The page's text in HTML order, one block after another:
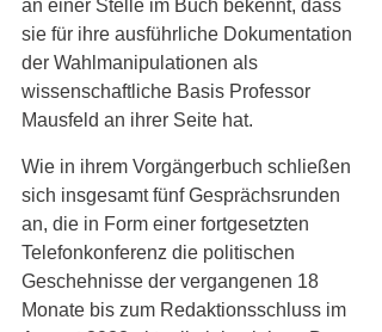
an einer Stelle im Buch bekennt, dass
sie für ihre ausführliche Dokumentation
der Wahlmanipulationen als
wissenschaftliche Basis Professor
Mausfeld an ihrer Seite hat.
Wie in ihrem Vorgängerbuch schließen
sich insgesamt fünf Gesprächsrunden
an, die in Form einer fortgesetzten
Telefonkonferenz die politischen
Geschehnisse der vergangenen 18
Monate bis zum Redaktionsschluss im